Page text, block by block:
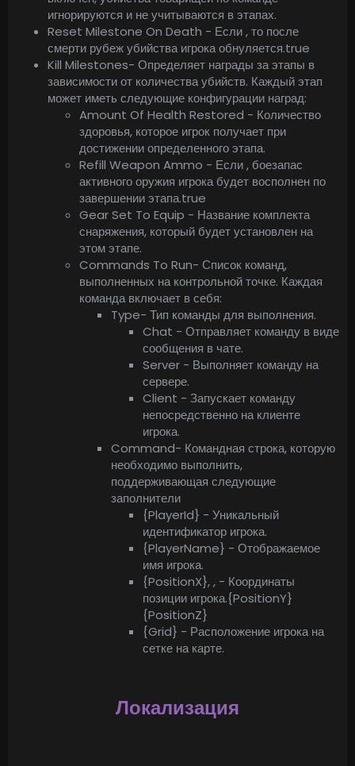
игнорируются и не учитываются в этапах.
Reset Milestone On Death - Если , то после
смерти рубеж убийства игрока обнуляется.true
Kill Milestones- Определяет награды за этапы в
зависимости от количества убийств. Каждый этап
может иметь следующие конфигурации наград:
Amount Of Health Restored - Количество
здоровья, которое игрок получает при
достижении определенного этапа.
Refill Weapon Ammo - Если , боезапас
активного оружия игрока будет восполнен по
завершении этапа.true
Gear Set To Equip - Название комплекта
снаряжения, который будет установлен на
этом этапе.
Commands To Run- Список команд,
выполненных на контрольной точке. Каждая
команда включает в себя:
Type- Тип команды для выполнения.
Chat - Отправляет команду в виде
сообщения в чате.
Server - Выполняет команду на
сервере.
Client - Запускает команду
непосредственно на клиенте
игрока.
Command- Командная строка, которую
необходимо выполнить,
поддерживающая следующие
заполнители
{PlayerId} - Уникальный
идентификатор игрока.
{PlayerName} - Отображаемое
имя игрока.
{PositionX}, , - Координаты
позиции игрока.{PositionY}
{PositionZ}
{Grid} - Расположение игрока на
сетке на карте.
Локализация